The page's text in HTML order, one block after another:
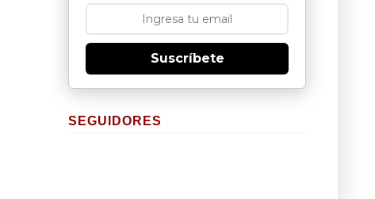
Suscríbete
SEGUIDORES